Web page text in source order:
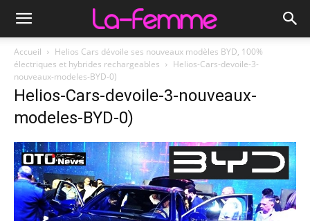
Accueil
Helios Cars dévoile ses nouveaux modèles BYD, 100%
électriques et hybrides rechargeables
Helios-Cars-devoile-3-
nouveaux-modeles-BYD-0)
Helios-Cars-devoile-3-nouveaux-
modeles-BYD-0)